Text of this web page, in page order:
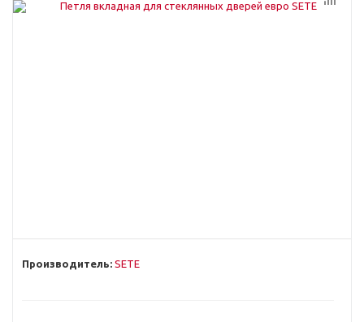
Производитель: SETE